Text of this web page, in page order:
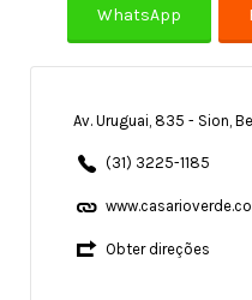
Av. Uruguai, 835 - Sion,
(31) 3225-1185
Obter direções